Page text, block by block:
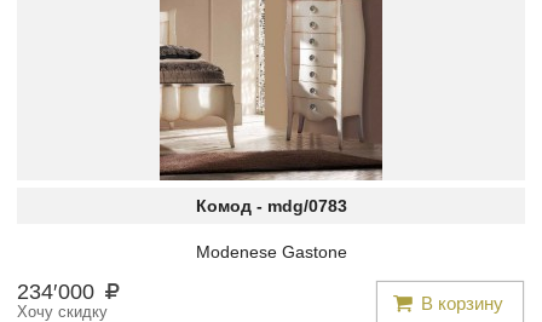
Комод - mdg/0783
Modenese Gastone
234′000 В корзину
Хочу скидку